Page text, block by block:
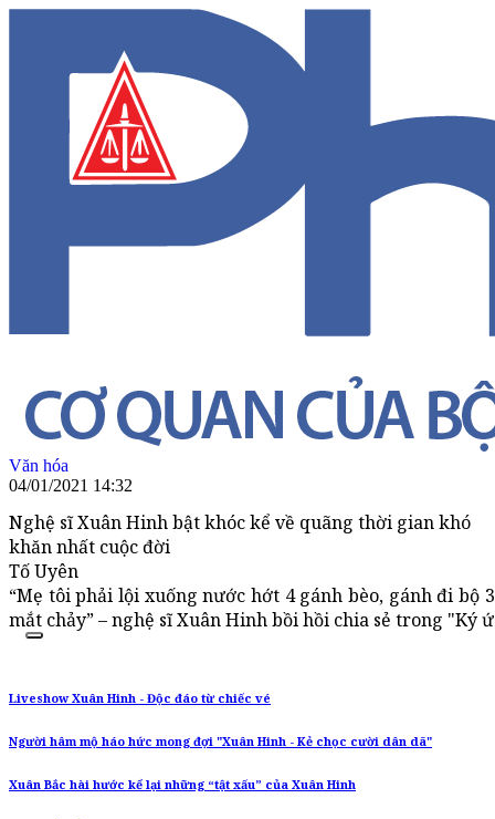
Văn hóa
04/01/2021 14:32
Nghệ sĩ Xuân Hinh bật khóc kể về quãng thời gian khó
khăn nhất cuộc đời
Tố Uyên
“Mẹ tôi phải lội xuống nước hớt 4 gánh bèo, gánh đi bộ
mắt chảy” – nghệ sĩ Xuân Hinh bồi hồi chia sẻ trong "Ký
Liveshow Xuân Hinh - Độc đáo từ chiếc vé
Người hâm mộ háo hức mong đợi "Xuân Hinh - Kẻ chọc cười dân dã"
Xuân Bắc hài hước kể lại những “tật xấu” của Xuân Hinh